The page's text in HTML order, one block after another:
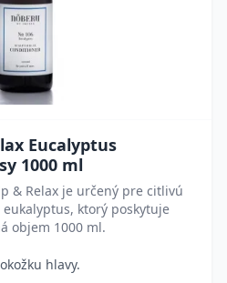
Eucalyptus
1000 ml
& Relax je určený pre citlivú
ktorý poskytuje
objem 1000 ml.
hlavy.